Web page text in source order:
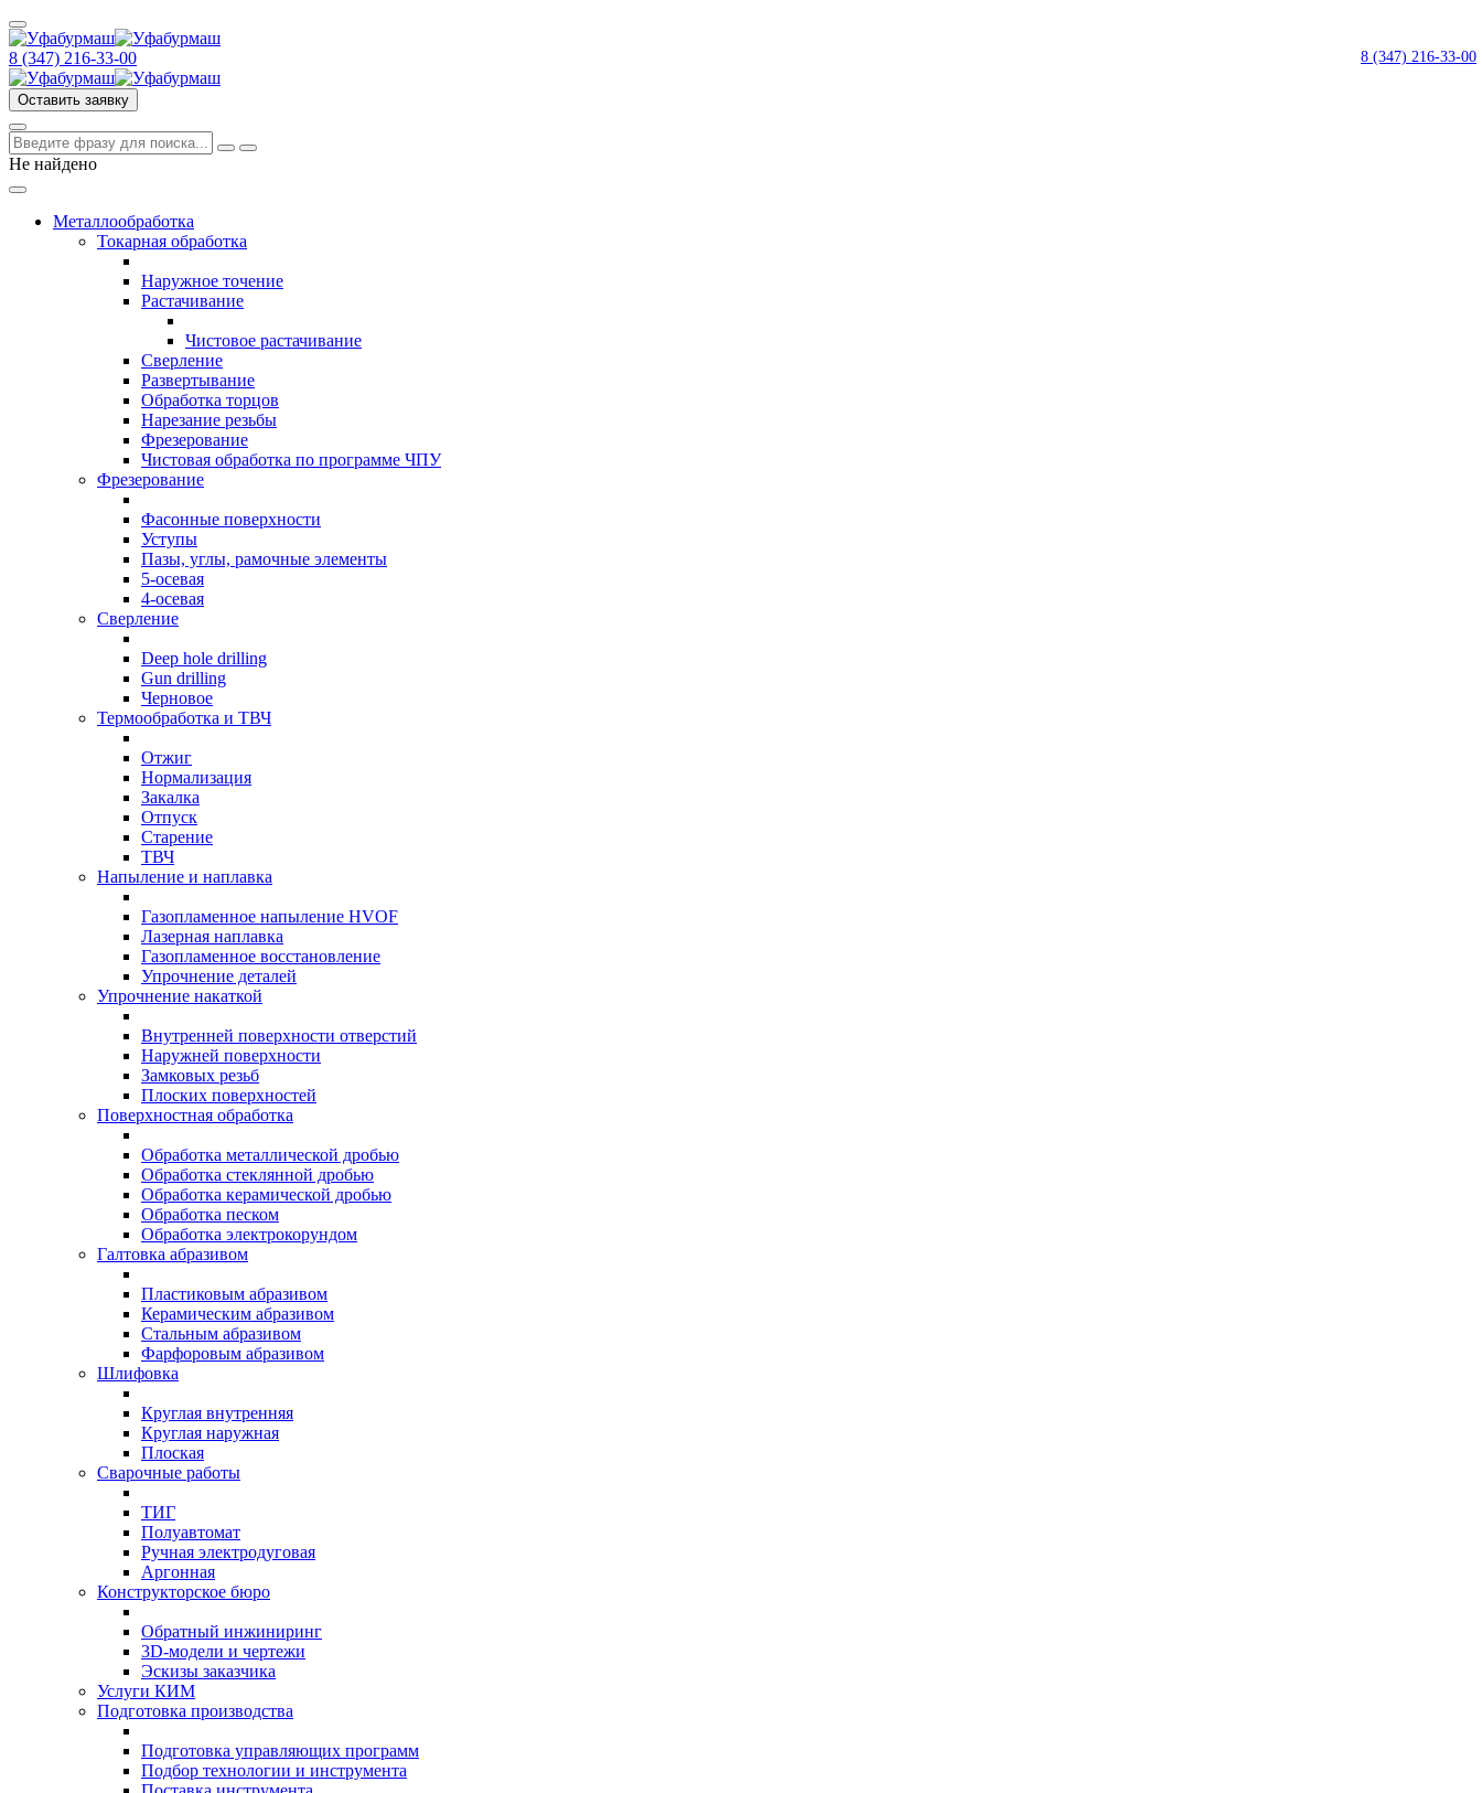
8 (347) 216‑33‑00
8 (347) 216‑33‑00
Оставить заявку
Не найдено
Металлообработка
Токарная обработка
Наружное точение
Растачивание
Чистовое растачивание
Сверление
Развертывание
Обработка торцов
Нарезание резьбы
Фрезерование
Чистовая обработка по программе ЧПУ
Фрезерование
Фасонные поверхности
Уступы
Пазы, углы, рамочные элементы
5-осевая
4-осевая
Сверление
Deep hole drilling
Gun drilling
Черновое
Термообработка и ТВЧ
Отжиг
Нормализация
Закалка
Отпуск
Старение
ТВЧ
Напыление и наплавка
Газопламенное напыление HVOF
Лазерная наплавка
Газопламенное восстановление
Упрочнение деталей
Упрочнение накаткой
Внутренней поверхности отверстий
Наружней поверхности
Замковых резьб
Плоских поверхностей
Поверхностная обработка
Обработка металлической дробью
Обработка стеклянной дробью
Обработка керамической дробью
Обработка песком
Обработка электрокорундом
Галтовка абразивом
Пластиковым абразивом
Керамическим абразивом
Стальным абразивом
Фарфоровым абразивом
Шлифовка
Круглая внутренняя
Круглая наружная
Плоская
Сварочные работы
ТИГ
Полуавтомат
Ручная электродуговая
Аргонная
Конструкторское бюро
Обратный инжиниринг
3D-модели и чертежи
Эскизы заказчика
Услуги КИМ
Подготовка производства
Подготовка управляющих программ
Подбор технологии и инструмента